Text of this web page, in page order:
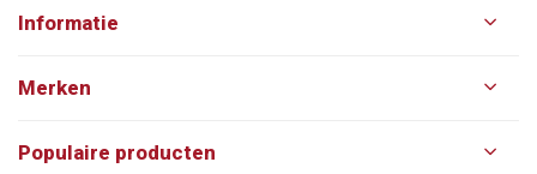
Informatie
Merken
Populaire producten